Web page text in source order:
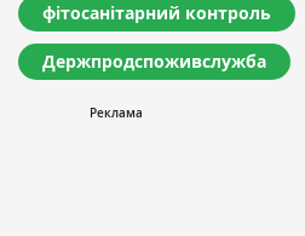
фітосанітарний контроль
Держпродспоживслужба